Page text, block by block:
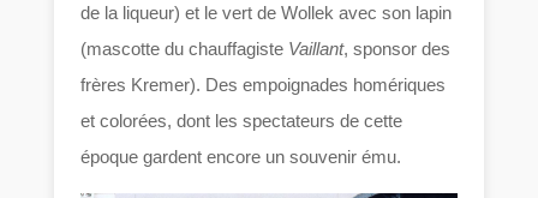
de la liqueur) et le vert de Wollek avec son lapin
(mascotte du chauffagiste Vaillant, sponsor des
frères Kremer). Des empoignades homériques
et colorées, dont les spectateurs de cette
époque gardent encore un souvenir ému.